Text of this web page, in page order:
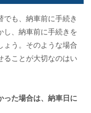
も、納車前に手続き
し、納車前に手続きを
ょう。そのような場合
ることが大切なのはい
った場合は、納車日に